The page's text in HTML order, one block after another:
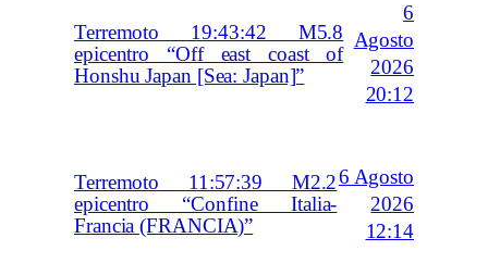
Terremoto 19:43:42 M5.8
epicentro “Off east coast of
Honshu Japan [Sea: Japan]”
6
Agosto
2026
20:12
Terremoto 11:57:39 M2.2
epicentro “Confine Italia-
Francia (FRANCIA)”
6 Agosto
2026
12:14